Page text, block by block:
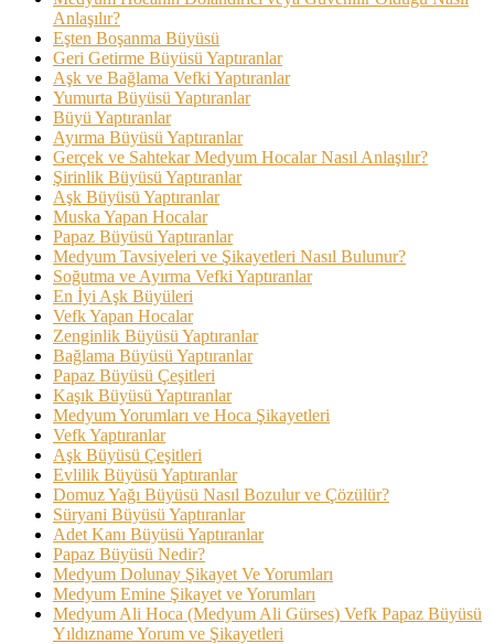
Anlaşılır?
Eşten Boşanma Büyüsü
Geri Getirme Büyüsü Yaptıranlar
Aşk ve Bağlama Vefki Yaptıranlar
Yumurta Büyüsü Yaptıranlar
Büyü Yaptıranlar
Ayırma Büyüsü Yaptıranlar
Gerçek ve Sahtekar Medyum Hocalar Nasıl Anlaşılır?
Şirinlik Büyüsü Yaptıranlar
Aşk Büyüsü Yaptıranlar
Muska Yapan Hocalar
Papaz Büyüsü Yaptıranlar
Medyum Tavsiyeleri ve Şikayetleri Nasıl Bulunur?
Soğutma ve Ayırma Vefki Yaptıranlar
En İyi Aşk Büyüleri
Vefk Yapan Hocalar
Zenginlik Büyüsü Yaptıranlar
Bağlama Büyüsü Yaptıranlar
Papaz Büyüsü Çeşitleri
Kaşık Büyüsü Yaptıranlar
Medyum Yorumları ve Hoca Şikayetleri
Vefk Yaptıranlar
Aşk Büyüsü Çeşitleri
Evlilik Büyüsü Yaptıranlar
Domuz Yağı Büyüsü Nasıl Bozulur ve Çözülür?
Süryani Büyüsü Yaptıranlar
Adet Kanı Büyüsü Yaptıranlar
Papaz Büyüsü Nedir?
Medyum Dolunay Şikayet Ve Yorumları
Medyum Emine Şikayet ve Yorumları
Medyum Ali Hoca (Medyum Ali Gürses) Vefk Papaz Büyüsü
Yıldızname Yorum ve Şikayetleri